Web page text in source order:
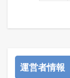
運営者情報